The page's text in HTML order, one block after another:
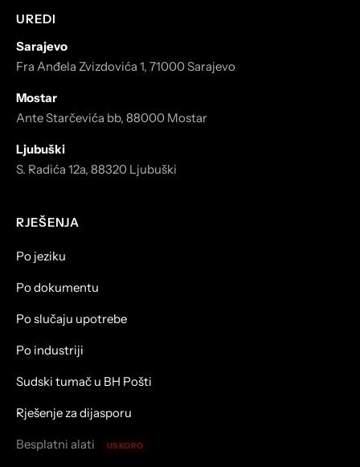
UREDI
Sarajevo
Fra Anđela Zvizdovića 1, 71000 Sarajevo
Mostar
Ante Starčevića bb, 88000 Mostar
Ljubuški
S. Radića 12a, 88320 Ljubuški
RJEŠENJA
Po jeziku
Po dokumentu
Po slučaju upotrebe
Po industriji
Sudski tumač u BH Pošti
Rješenje za dijasporu
Besplatni alati USKORO